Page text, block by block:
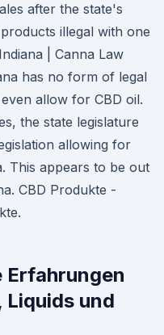
after the state's
illegal with one
| Canna Law
has no form of legal
allow for CBD oil.
the state legislature
allowing for
This appears to be out
CBD Produkte -
Erfahrungen
Liquids und